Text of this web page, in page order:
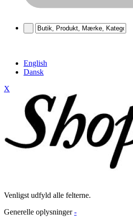
English
Dansk
X
Venligst udfyld alle felterne.
Generelle oplysninger -